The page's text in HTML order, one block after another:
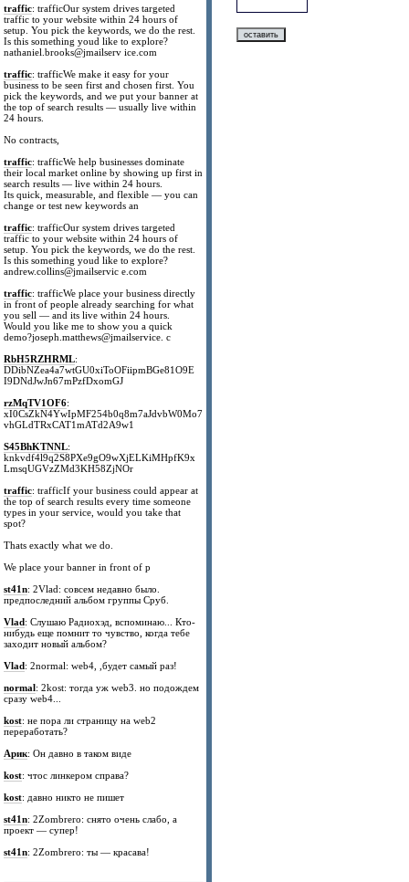
traffic: trafficOur system drives targeted
traffic to your website within 24 hours of
setup. You pick the keywords, we do the rest.
Is this something youd like to explore?
nathaniel.brooks@jmailserv ice.com
traffic: trafficWe make it easy for your
business to be seen first and chosen first. You
pick the keywords, and we put your banner at
the top of search results — usually live within
24 hours.
No contracts,
traffic: trafficWe help businesses dominate
their local market online by showing up first in
search results — live within 24 hours.
Its quick, measurable, and flexible — you can
change or test new keywords an
traffic: trafficOur system drives targeted
traffic to your website within 24 hours of
setup. You pick the keywords, we do the rest.
Is this something youd like to explore?
andrew.collins@jmailservic e.com
traffic: trafficWe place your business directly
in front of people already searching for what
you sell — and its live within 24 hours.
Would you like me to show you a quick
demo?joseph.matthews@jmailservice. c
RbH5RZHRML:
DDibNZea4a7wtGU0xiToOFiipmBGe81O9E
I9DNdJwJn67mPzfDxomGJ
rzMqTV1OF6:
xI0CsZkN4YwIpMF254b0q8m7aJdvbW0Mo7
vhGLdTRxCAT1mATd2A9w1
S45BhKTNNL:
knkvdf4l9q2S8PXe9gO9wXjELKiMHpfK9x
LmsqUGVzZMd3KH58ZjNOr
traffic: trafficIf your business could appear at
the top of search results every time someone
types in your service, would you take that
spot?
Thats exactly what we do.
We place your banner in front of p
st41n: 2Vlad: совсем недавно было.
предпоследний альбом группы Сруб.
Vlad: Слушаю Радиохэд, вспоминаю... Кто-
нибудь еще помнит то чувство, когда тебе
заходит новый альбом?
Vlad: 2normal: web4, ,будет самый раз!
normal: 2kost: тогда уж web3. но подождем
сразу web4...
kost: не пора ли страницу на web2
переработать?
Арик: Он давно в таком виде
kost: чтос линкером справа?
kost: давно никто не пишет
st41n: 2Zombrero: снято очень слабо, а
проект — супер!
st41n: 2Zombrero: ты — красава!